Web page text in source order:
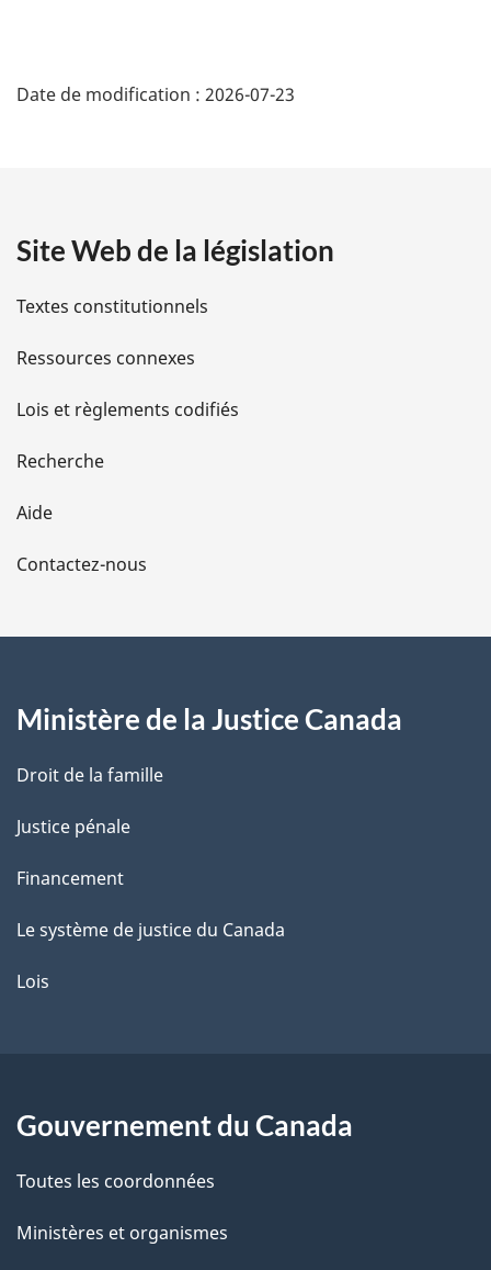
é
i
l
s
d
e
l
a
e
Date de modification : 2026-07-23
Site Web de la législation
Textes constitutionnels
Ressources connexes
Lois et règlements codifiés
Recherche
Aide
Contactez-nous
Ministère de la Justice Canada
Droit de la famille
Justice pénale
Financement
Le système de justice du Canada
Lois
Gouvernement du Canada
Toutes les coordonnées
Ministères et organismes